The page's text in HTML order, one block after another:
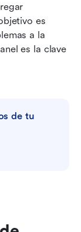
es
a la
es la clave
de tu